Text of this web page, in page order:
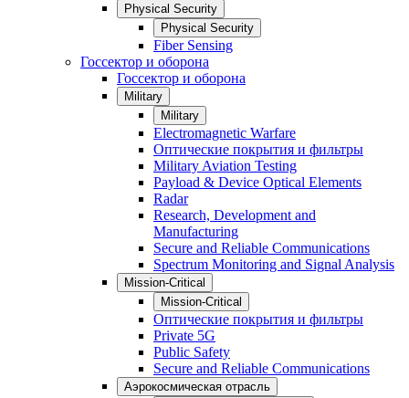
Physical Security
Physical Security
Fiber Sensing
Госсектор и оборона
Госсектор и оборона
Military
Military
Electromagnetic Warfare
Оптические покрытия и фильтры
Military Aviation Testing
Payload & Device Optical Elements
Radar
Research, Development and
Manufacturing
Secure and Reliable Communications
Spectrum Monitoring and Signal Analysis
Mission-Critical
Mission-Critical
Оптические покрытия и фильтры
Private 5G
Public Safety
Secure and Reliable Communications
Аэрокосмическая отрасль